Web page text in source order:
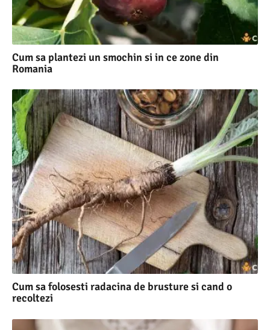
Cum sa plantezi un smochin si in ce zone din
Romania
Cum sa folosesti radacina de brusture si cand o
recoltezi